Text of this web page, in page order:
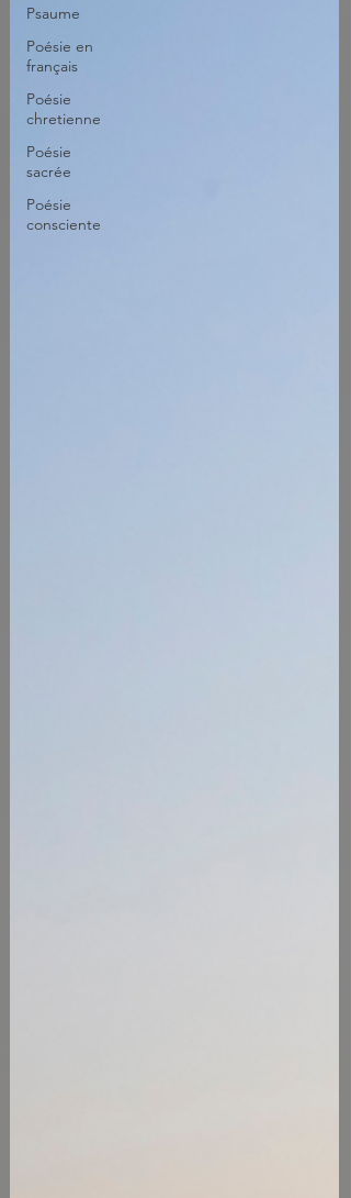
Psaume
Poésie en
français
Poésie
chretienne
Poésie
sacrée
Poésie
consciente